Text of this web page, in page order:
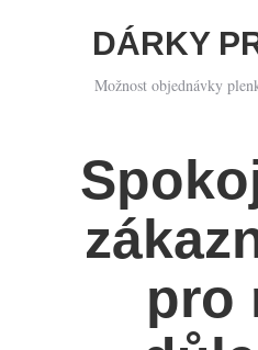
DÁRKY
Možnost objednávky
pro